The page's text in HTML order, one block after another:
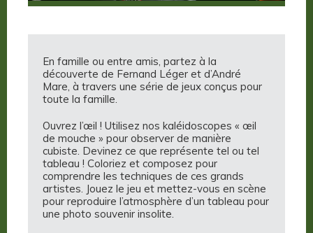
En famille ou entre amis, partez à la
découverte de Fernand Léger et d’André
Mare, à travers une série de jeux conçus pour
toute la famille.
Ouvrez l’œil ! Utilisez nos kaléidoscopes « œil
de mouche » pour observer de manière
cubiste. Devinez ce que représente tel ou tel
tableau ! Coloriez et composez pour
comprendre les techniques de ces grands
artistes. Jouez le jeu et mettez-vous en scène
pour reproduire l’atmosphère d’un tableau pour
une photo souvenir insolite.